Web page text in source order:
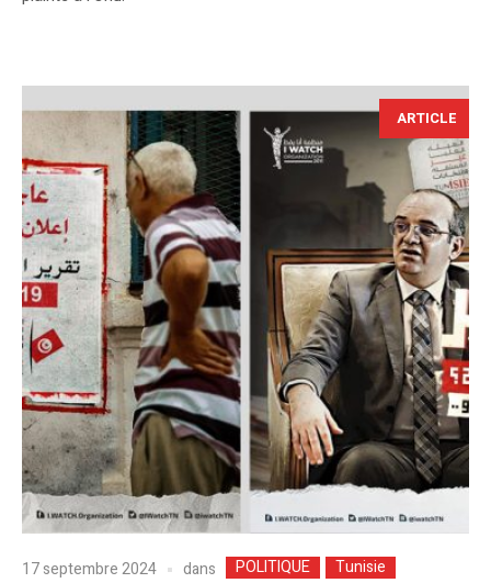
ARTICLE
17 septembre 2024 dans POLITIQUE Tunisie